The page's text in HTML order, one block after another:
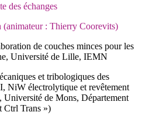
des échanges
(animateur : Thierry Coorevits)
de couches minces pour les
Université de Lille, IEMN
et tribologiques des
NiW électrolytique et revêtement
de Mons, Département
Ctrl Trans »)